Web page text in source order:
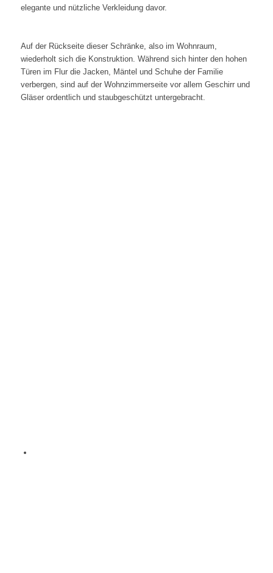
elegante und nützliche Verkleidung davor.
Auf der Rückseite dieser Schränke, also im Wohnraum,
wiederholt sich die Konstruktion. Während sich hinter den hohen
Türen im Flur die Jacken, Mäntel und Schuhe der Familie
verbergen, sind auf der Wohnzimmerseite vor allem Geschirr und
Gläser ordentlich und staubgeschützt untergebracht.